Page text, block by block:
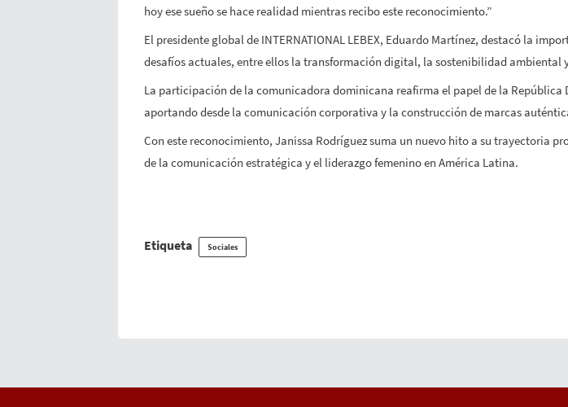
hoy ese sueño se hace realidad mientras recibo este reconocimiento.”
El presidente global de INTERNATIONAL LEBEX, Eduardo Martínez, destacó la
desafíos actuales, entre ellos la transformación digital, la sostenibilidad ambiental
La participación de la comunicadora dominicana reafirma el papel de la
aportando desde la comunicación corporativa y la construcción de marcas
Con este reconocimiento, Janissa Rodríguez suma un nuevo hito a su trayectoria
de la comunicación estratégica y el liderazgo femenino en América Latina.
Etiqueta Sociales